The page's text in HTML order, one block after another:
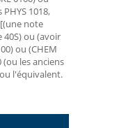
1018,
[(une note
40S) ou (avoir
ou (CHEM
(ou les anciens
l'équivalent.